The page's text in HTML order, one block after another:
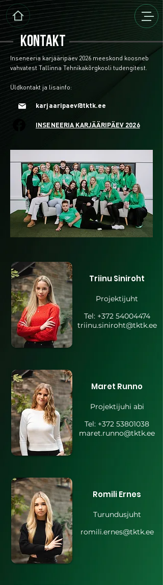
KONTAKT
Inseneeria karjääripäev 2026 meeskond koosneb
vahvatest Tallinna Tehnikakõrgkooli tudengitest.
Üldkontakt ja lisainfo:
karjaaripaev@tktk.ee
INSENEERIA KARJÄÄRIPÄEV 2026
Triinu Siniroht
Projektijuht
Tel: +372 54004474
triinu.siniroht@tktk.ee
Maret Runno
Projektijuhi abi
Tel: +372 53801038
maret.runno@tktk.ee
Romili Ernes
Turundusjuht
romili.ernes@tktk.ee